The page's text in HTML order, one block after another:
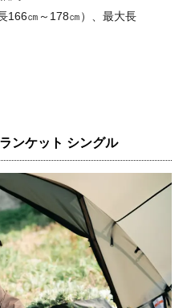
166㎝～178㎝）、最大長
ンケット シングル